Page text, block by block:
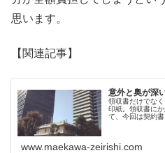
思います。
【関連記事】
意外と奥が深
領収書だけでな
印紙。領収書に
て、今回は契約
www.maekawa-zeirishi.com